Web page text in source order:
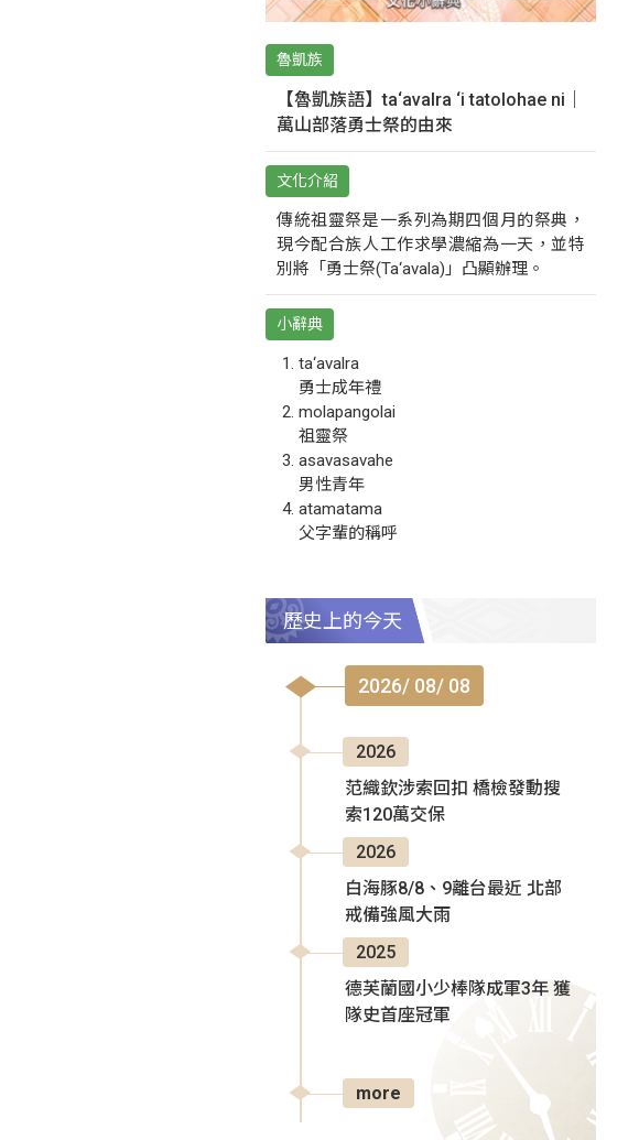
魯凱族
【魯凱族語】ta‘avalra ‘i tatolohae ni｜
萬山部落勇士祭的由來
文化介紹
傳統祖靈祭是一系列為期四個月的祭典，
現今配合族人工作求學濃縮為一天，並特
別將「勇士祭(Ta‘avala)」凸顯辦理。
小辭典
ta‘avalra
勇士成年禮
molapangolai
祖靈祭
asavasavahe
男性青年
atamatama
父字輩的稱呼
歷史上的今天
2026/ 08/ 08
2026
范織欽涉索回扣 橋檢發動搜
索120萬交保
2026
白海豚8/8、9離台最近 北部
戒備強風大雨
2025
德芙蘭國小少棒隊成軍3年 獲
隊史首座冠軍
more